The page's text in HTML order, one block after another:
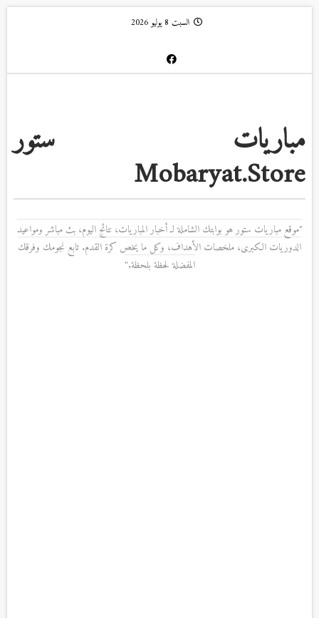
السبت 8 يوليو 2026
مباريات ستور
Mobaryat.Store
"موقع مباريات ستور هو بوابتك الشاملة لـ أخبار المباريات، نتائج اليوم، بث مباشر ومواعيد
الدوريات الكبرى، ملخصات الأهداف، وكل ما يخص كرة القدم. تابع نجومك وفرقك
المفضلة لحظة بلحظة."